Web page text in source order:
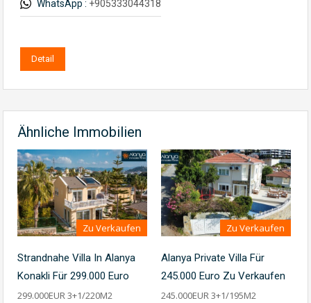
WhatsApp : +905333044318
Detail
Ähnliche Immobilien
Zu Verkaufen
Strandnahe Villa In Alanya
Konakli Für 299.000 Euro
299.000EUR 3+1/220M2
Zu Verkaufen
Alanya Private Villa Für
245.000 Euro Zu Verkaufen
245.000EUR 3+1/195M2